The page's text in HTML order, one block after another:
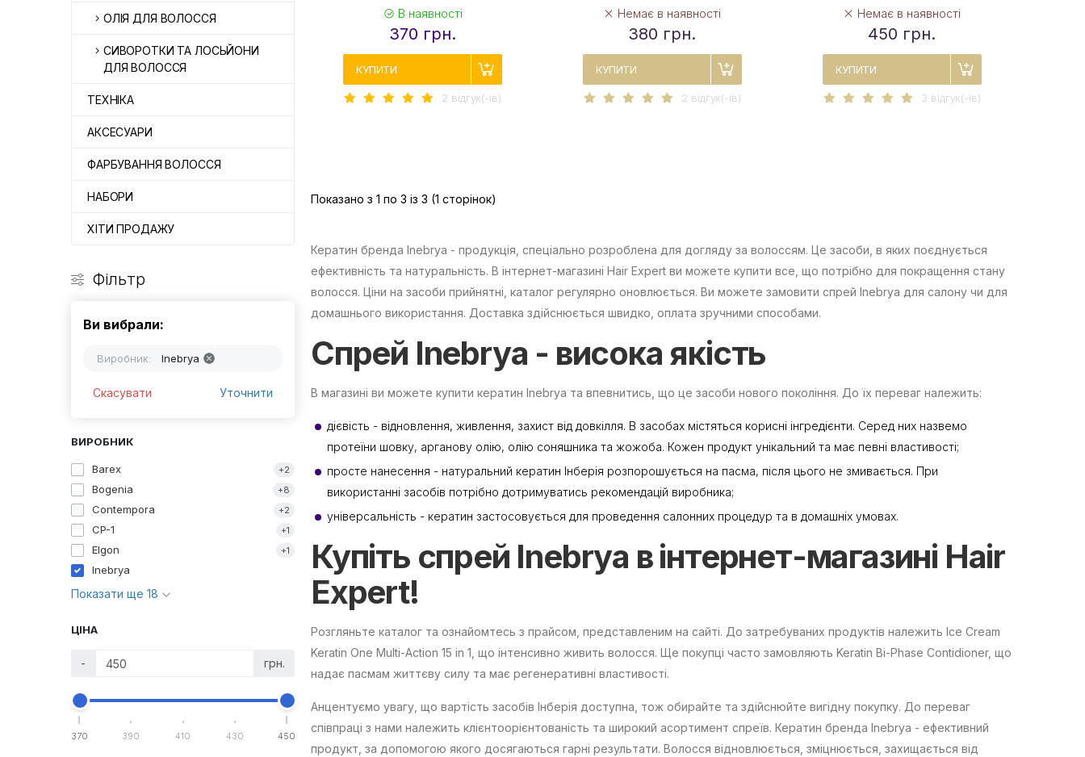
ОЛІЯ ДЛЯ ВОЛОССЯ
СИВОРОТКИ ТА ЛОСЬЙОНИ
ДЛЯ ВОЛОССЯ
ТЕХНІКА
АКСЕСУАРИ
ФАРБУВАННЯ ВОЛОССЯ
НАБОРИ
ХІТИ ПРОДАЖУ
Фільтр
Ви вибрали:
Виробник: Inebrya
Скасувати Уточнити
ВИРОБНИК
Barex +2
Bogenia +8
Contempora +2
CP-1 +1
Elgon +1
Inebrya
Показати ще 18
ЦІНА
- грн.
370 390 410 430 450
В наявності
370 грн.
КУПИТИ
2 вiдгук(-iв)
Немає в наявності
380 грн.
КУПИТИ
2 вiдгук(-iв)
Немає в наявності
450 грн.
КУПИТИ
3 вiдгук(-iв)
Показано з 1 по 3 із 3 (1 сторінок)
Кератин бренда Inebrya - продукція, спеціально розроблена для догляду за волоссям. Це засоби, в яких поєднується
ефективність та натуральність. В інтернет-магазині Hair Expert ви можете купити все, що потрібно для покращення стану
волосся. Ціни на засоби прийнятні, каталог регулярно оновлюється. Ви можете замовити спрей Inebrya для салону чи для
домашнього використання. Доставка здійснюється швидко, оплата зручними способами.
Спрей Inebrya - висока якість
В магазині ви можете купити кератин Inebrya та впевнитись, що це засоби нового покоління. До їх переваг належить:
дієвість - відновлення, живлення, захист від довкілля. В засобах містяться корисні інгредієнти. Серед них назвемо
протеїни шовку, арганову олію, олію соняшника та жожоба. Кожен продукт унікальний та має певні властивості;
просте нанесення - натуральний кератин Інберія розпорошується на пасма, після цього не змивається. При
використанні засобів потрібно дотримуватись рекомендацій виробника;
універсальність - кератин застосовується для проведення салонних процедур та в домашніх умовах.
Купіть спрей Inebrya в інтернет-магазині Hair
Expert!
Розгляньте каталог та ознайомтесь з прайсом, представленим на сайті. До затребуваних продуктів належить Ice Cream
Keratin One Multi-Action 15 in 1, що інтенсивно живить волосся. Ще покупці часто замовляють Keratin Bi-Phase Contidioner, що
надає пасмам життєву силу та має регенеративні властивості.
Анцентуємо увагу, що вартість засобів Інберія доступна, тож обирайте та здійснюйте вигідну покупку. До переваг
співпраці з нами належить клієнтоорієнтованість та широкий асортимент спреїв. Кератин бренда Inebrya - ефективний
продукт, за допомогою якого досягаються гарні результати. Волосся відновлюється, зміцнюється, захищається від